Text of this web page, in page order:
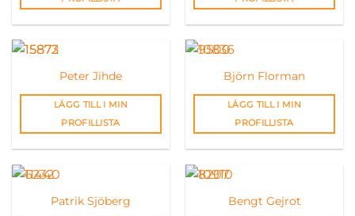
Peter Jihde
LÄGG TILL I MIN
PROFILLISTA
Björn Florman
LÄGG TILL I MIN
PROFILLISTA
Patrik Sjöberg Bengt Gejrot